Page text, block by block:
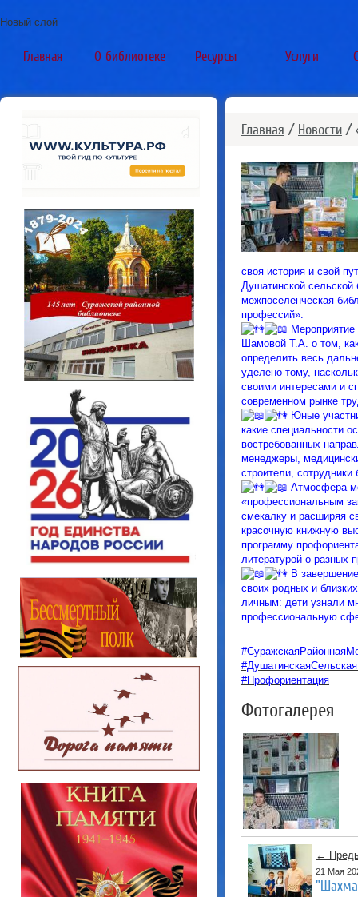
Главная О библиотеке Ресурсы Услуги
Новый слой
Главная / Новости /
своя история и свой
Душатинской
межпоселенческая
профессий».
Мероприятие
Шамовой Т.А. о том,
определить весь
уделено тому,
своими интересами и
современном рынке
Юные
какие специальности
востребованных
менеджеры,
строители, сотрудники
Атмосфера
«профессиональным
смекалку и расширяя
красочную книжную
программу
литературой о разных
В
своих родных и
личным: дети узнали
профессиональную
#Профориентация
Фотогалерея
←
21 Мая